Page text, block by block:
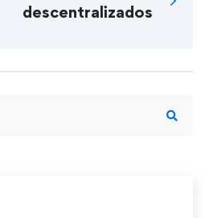
descentralizados